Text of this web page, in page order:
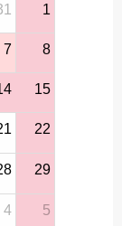
1
7 8
15
22
29
4 5